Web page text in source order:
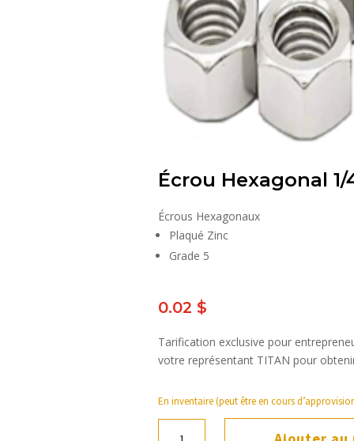
Écrou Hexagonal 1/
Écrous Hexagonaux
Plaqué Zinc
Grade 5
0.02 $
Tarification exclusive pour
votre représentant TITAN pour
En inventaire (peut être en cours